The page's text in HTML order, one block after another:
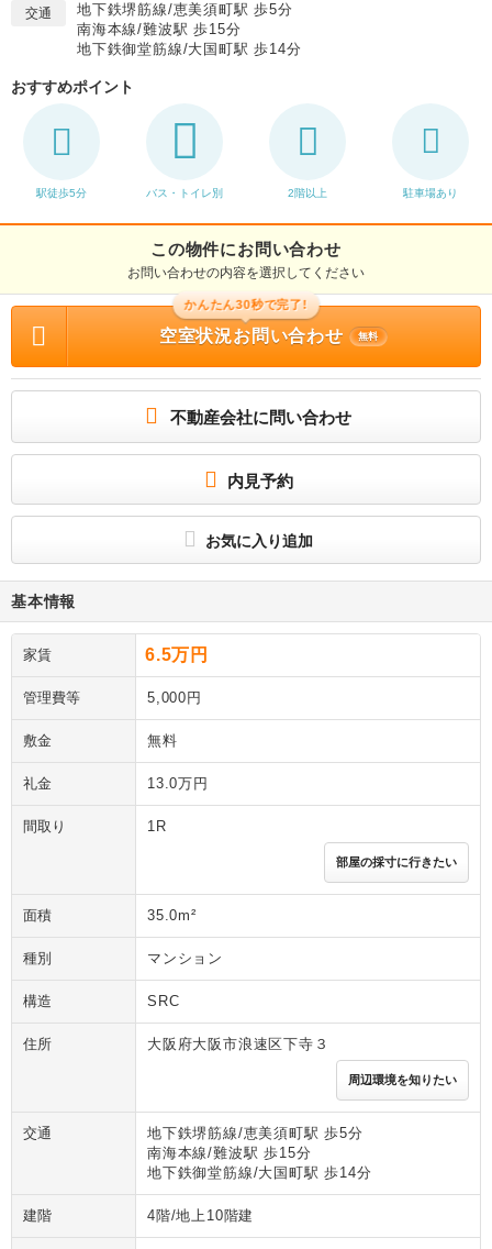
交通
地下鉄堺筋線/恵美須町駅 歩5分
南海本線/難波駅 歩15分
地下鉄御堂筋線/大国町駅 歩14分
おすすめポイント
駅徒歩5分 バス・トイレ別 2階以上 駐車場あり
この物件にお問い合わせ
お問い合わせの内容を選択してください
かんたん30秒で完了!
空室状況お問い合わせ 無料
不動産会社に問い合わせ
内見予約
お気に入り追加
基本情報
家賃 6.5万円
管理費等 5,000円
敷金 無料
礼金 13.0万円
間取り 1R
部屋の採寸に行きたい
面積 35.0m²
種別 マンション
構造 SRC
住所 大阪府大阪市浪速区下寺３
周辺環境を知りたい
交通
地下鉄堺筋線/恵美須町駅 歩5分
南海本線/難波駅 歩15分
地下鉄御堂筋線/大国町駅 歩14分
建階 4階/地上10階建